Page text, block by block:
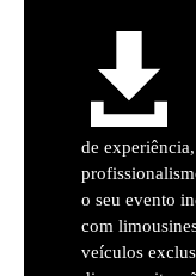
de
o seu evento
com
veículos